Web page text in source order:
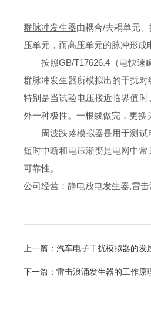
群脉冲发生器由耦合/去耦单元
压单元，而高压单元的脉冲形成
按照GB/T17626.4（电快速瞬
群脉冲发生器所模拟出的干扰
特别是当试验电压接近临界值
外一种极性。一根线做完，更换
周波跌落模拟器是用于测试电
短时中断和电压渐变是电网中
可靠性。
公司经营： 静电放电发生器,雷击
上一篇： 汽车电子干扰模拟器的发
下一篇： 雷击浪涌发生器的工作原